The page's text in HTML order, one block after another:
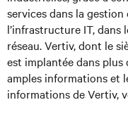
services dans la gestion
l’infrastructure IT, dans
réseau. Vertiv, dont le
est implantée dans plus
amples informations et
informations de Vertiv,